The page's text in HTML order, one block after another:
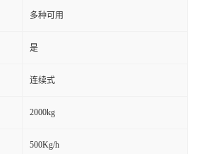
多种可用
是
连续式
2000kg
500Kg/h